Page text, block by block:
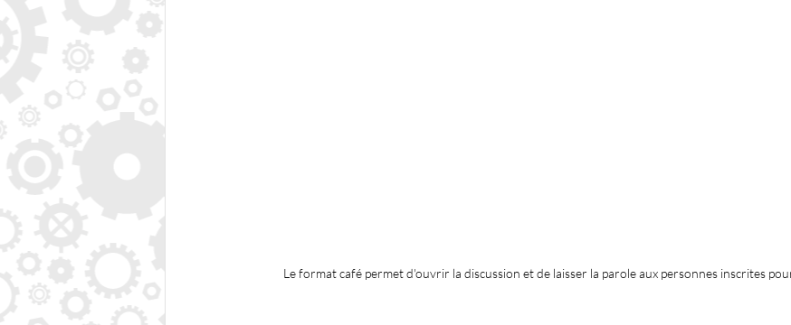
Le format café permet d'ouvrir la discussion et de laisser la parole aux personnes inscrites